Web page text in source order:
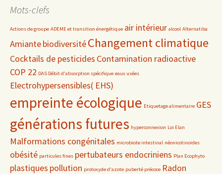
Mots-clefs
Actions de groupe ADEME et transition énergétique air intérieur alcool Alternatiba
AmiantebiodiversitéChangement climatique
Cocktails de pesticides Contamination radioactive
COP 22 DAS Débit d'absorption spécifique eaux usées
Electrohypersensibles( EHS)
empreinte écologique Etiquetage alimentaire GES
générations futures hyperconnexion Loi Elan
Malformations congénitales microbiote intestinal néonicotinoïdes
obésité particules fines pertubateurs endocriniens Plan Ecophyto
plastiques pollution protoxyde d'azote puberté précoce Radon